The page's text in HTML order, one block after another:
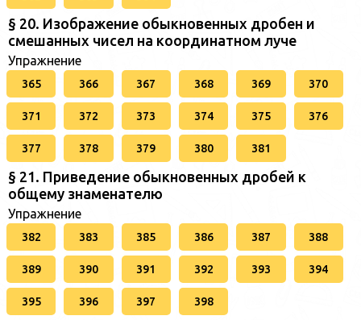
§ 20. Изображение обыкновенных дробен и
смешанных чисел на координатном луче
Упражнение
365 366 367 368 369 370
371 372 373 374 375 376
377 378 379 380 381
§ 21. Приведение обыкновенных дробей к
общему знаменателю
Упражнение
382 383 385 386 387 388
389 390 391 392 393 394
395 396 397 398